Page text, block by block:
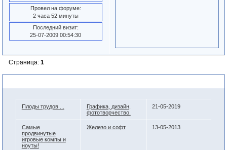
Провел на форуме:
2 часа 52 минуты
Последний визит:
25-07-2009 00:54:30
Страница: 1
Плоды трудов ...
Графика, дизайн,
фототворчество.
21-05-2019
Самые
продвинутые
игровые компы и
ноуты!
Железо и софт 13-05-2013